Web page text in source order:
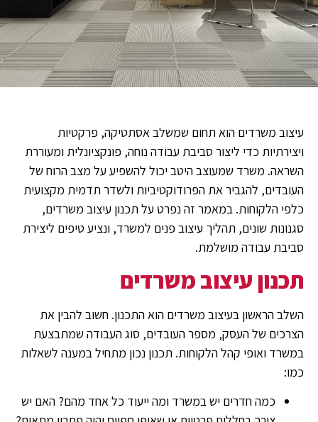
עיצוב משרדים הוא תחום שמשלב אסתטיקה, פרקטיות
ויצירתיות כדי ליצור סביבת עבודה נוחה, פונקציונלית ומעוררת
השראה. משרד שמעוצב היטב יכול להשפיע על מצב הרוח של
העובדים, להגביר את הפרודוקטיביות ולשדר תדמית מקצועית
כלפי הלקוחות. במאמר זה נפרט על תכנון עיצוב משרדים,
סגנונות שונים, תהליך עיצוב פנים למשרד, ונציע טיפים ליצירת
סביבת עבודה מושלמת.
תכנון עיצוב משרדים
השלב הראשון בעיצוב משרדים הוא התכנון. חשוב להבין את
הצרכים של העסק, מספר העובדים, סוג העבודה שמתבצעת
במשרד ואופי קהל הלקוחות. תכנון נכון מתחיל במענה לשאלות
כמו:
כמה חדרים יש במשרד ומה ייעוד כל אחד מהם? האם יש